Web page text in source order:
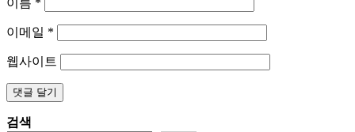
이름 *
이메일 *
웹사이트
검색